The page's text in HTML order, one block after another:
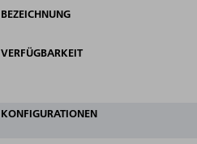
BEZEICHNUNG
VERFÜGBARKEIT
KONFIGURATIONEN